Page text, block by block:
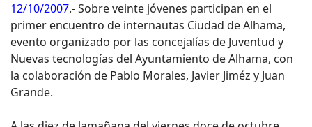
12/10/2007.- Sobre veinte jóvenes participan en el
primer encuentro de internautas Ciudad de Alhama,
evento organizado por las concejalías de Juventud y
Nuevas tecnologías del Ayuntamiento de Alhama, con
la colaboración de Pablo Morales, Javier Jiméz y Juan
Grande.